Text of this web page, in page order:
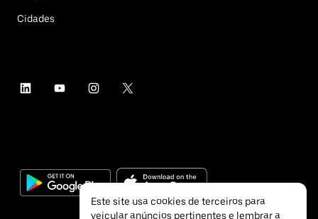
Cidades
Este site usa cookies de terceiros para
veicular anúncios pertinentes e lembrar a